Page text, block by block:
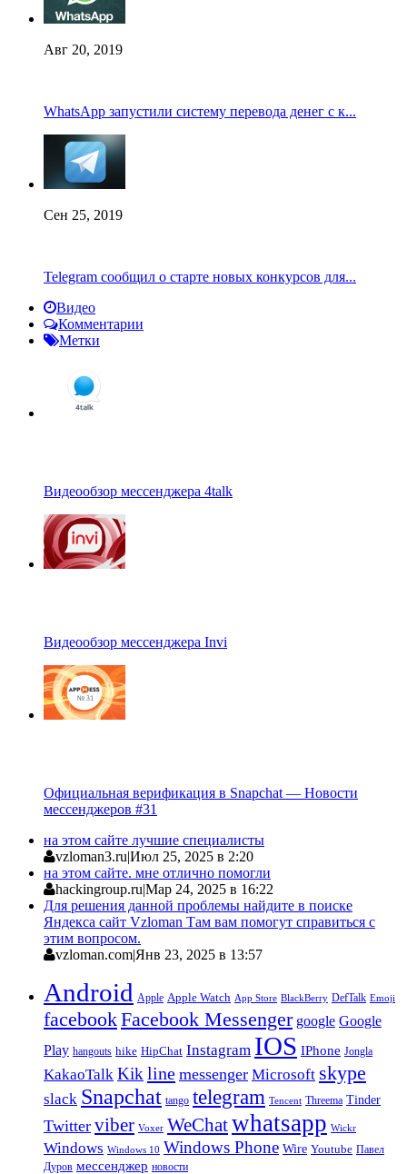
Авг 20, 2019
WhatsApp запустили систему перевода денег с к...
Сен 25, 2019
Telegram сообщил о старте новых конкурсов для...
Видео
Комментарии
Метки
Видеообзор мессенджера 4talk
Видеообзор мессенджера Invi
Официальная верификация в Snapchat — Новости
мессенджеров #31
на этом сайте лучшие специалисты
vzloman3.ru|Июл 25, 2025 в 2:20
на этом сайте. мне отлично помогли
hackingroup.ru|Мар 24, 2025 в 16:22
Для решения данной проблемы найдите в поиске
Яндекса сайт Vzloman Там вам помогут справиться с
этим вопросом.
vzloman.com|Янв 23, 2025 в 13:57
Android Apple Apple Watch App Store BlackBerry DefTalk Emoji
facebookFacebook Messenger google Google
Play hangouts hike HipChat Instagram IOS IPhone Jongla
KakaoTalk Kik line messenger Microsoft skype
slack Snapchat tango telegram Tencent Threema Tinder
Twitter viber Voxer WeChatwhatsapp Wickr
Windows Windows 10 Windows Phone Wire Youtube Павел
Дуров мессенджер новости